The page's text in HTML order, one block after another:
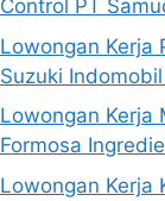
Control PT
Lowongan Kerja
Suzuki
Lowongan Kerja
Formosa
Lowongan Kerja